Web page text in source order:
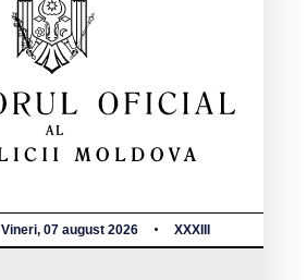
Vineri, 07 august 2026 XXXIII